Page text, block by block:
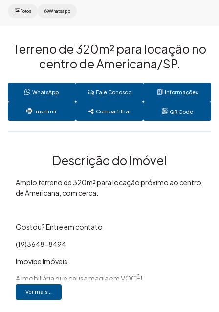
Fotos Whatsapp
Terreno de 320m² para locação no
centro de Americana/SP.
WhatsApp Fale Conosco Informações
Imprimir Compartilhar QR Code
Descrição do Imóvel
Amplo terreno de 320m² para locação próximo ao centro
de Americana, com cerca.
Gostou? Entre em contato
(19)3648-8494
Imovibe Imóveis
A imobiliária que causa magia em VOCÊ!
Ver mais...